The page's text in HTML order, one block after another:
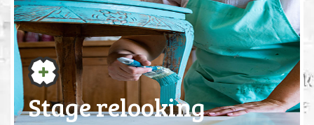
Stage relooking